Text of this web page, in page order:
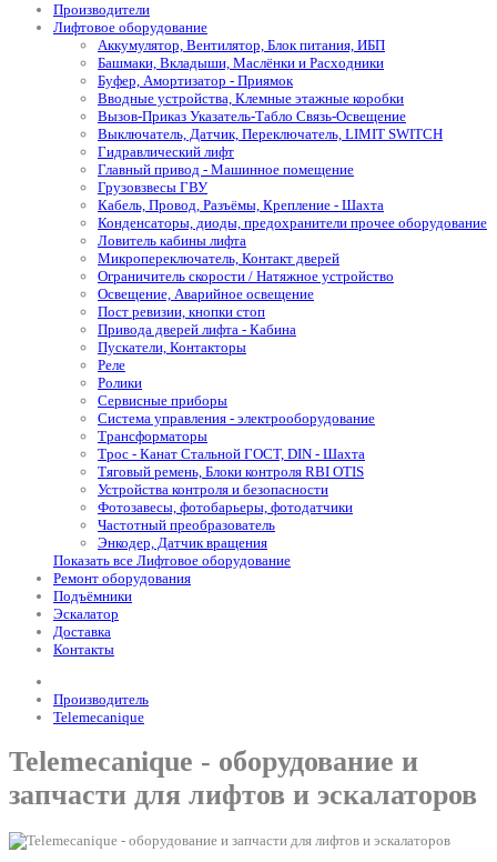
Производители
Лифтовое оборудование
Аккумулятор, Вентилятор, Блок питания, ИБП
Башмаки, Вкладыши, Маслёнки и Расходники
Буфер, Амортизатор - Приямок
Вводные устройства, Клемные этажные коробки
Вызов-Приказ Указатель-Табло Связь-Освещение
Выключатель, Датчик, Переключатель, LIMIT SWITCH
Гидравлический лифт
Главный привод - Машинное помещение
Грузовзвесы ГВУ
Кабель, Провод, Разъёмы, Крепление - Шахта
Конденсаторы, диоды, предохранители прочее оборудование
Ловитель кабины лифта
Микропереключатель, Контакт дверей
Ограничитель скорости / Натяжное устройство
Освещение, Аварийное освещение
Пост ревизии, кнопки стоп
Привода дверей лифта - Кабина
Пускатели, Контакторы
Реле
Ролики
Сервисные приборы
Система управления - электрооборудование
Трансформаторы
Трос - Канат Стальной ГОСТ, DIN - Шахта
Тяговый ремень, Блоки контроля RBI OTIS
Устройства контроля и безопасности
Фотозавесы, фотобарьеры, фотодатчики
Частотный преобразователь
Энкодер, Датчик вращения
Показать все Лифтовое оборудование
Ремонт оборудования
Подъёмники
Эскалатор
Доставка
Контакты
Производитель
Telemecanique
Telemecanique - оборудование и
запчасти для лифтов и эскалаторов